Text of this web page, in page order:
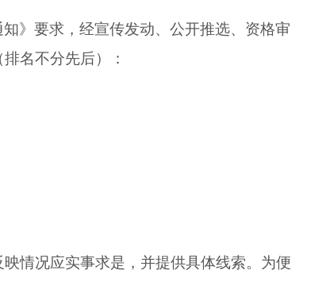
知》要求，经宣传发动、公开推选、资格审
名不分先后）：
情况应实事求是，并提供具体线索。为便